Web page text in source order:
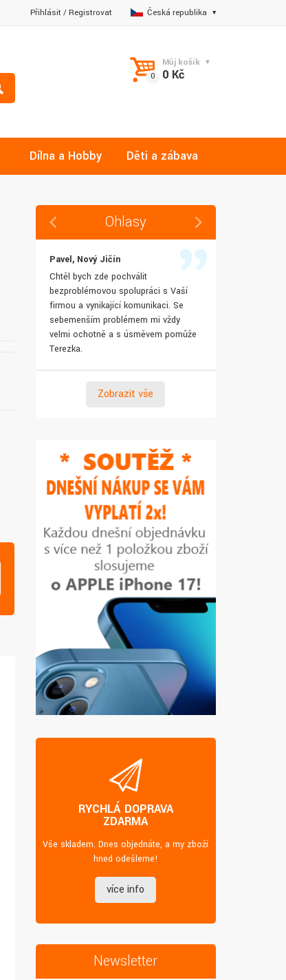
Česká republika
Přihlásit/Registrovat
Můj košík
0 Kč
Dílna a Hobby Děti a zábava
Ohlasy
Pavel, Nový Jičín
Chtěl bych zde pochválit
bezproblémovou spolupráci s Vaší
firmou a vynikající komunikaci. Se
sebemenším problémem mi vždy
velmi ochotně a s úsměvem pomůže
Terezka.
Zobrazit vše
RYCHLÁ DOPRAVA
ZDARMA
Vše skladem. Dnes objednáte, a my zboží
hned odešleme!
více info
Newsletter